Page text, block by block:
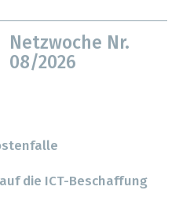
Netzwoche Nr.
08/2026
die ICT-Beschaffung